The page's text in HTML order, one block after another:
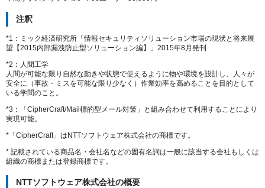
注釈
*1：ミック経済研究所「情報セキュリティソリューション市場の現状と将来展
望【2015内部漏洩防止型ソリューション編】」2015年8月発刊
*2：人間工学
人間が可能な限り自然な動きや状態で使えるように物や環境を設計し、人々が
安全に（事故・ミスを可能な限り少なく）作業効率を高めることを目的として
いる学問のこと。
*3：「CipherCraft/Mail標的型メール対策」と組み合わせて利用することにより
実現可能。
*「CipherCraft」はNTTソフトウェア株式会社の商標です。
* 記載されている商品名・会社名などの固有名詞は一般に該当する会社もしくは
組織の商標または登録商標です。
NTTソフトウェア株式会社の概要